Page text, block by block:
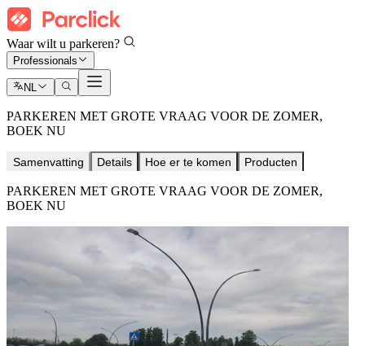
Waar wilt u parkeren?
Professionals
NL
PARKEREN MET GROTE VRAAG VOOR DE ZOMER,
BOEK NU
Samenvatting Details Hoe er te komen Producten
PARKEREN MET GROTE VRAAG VOOR DE ZOMER,
BOEK NU